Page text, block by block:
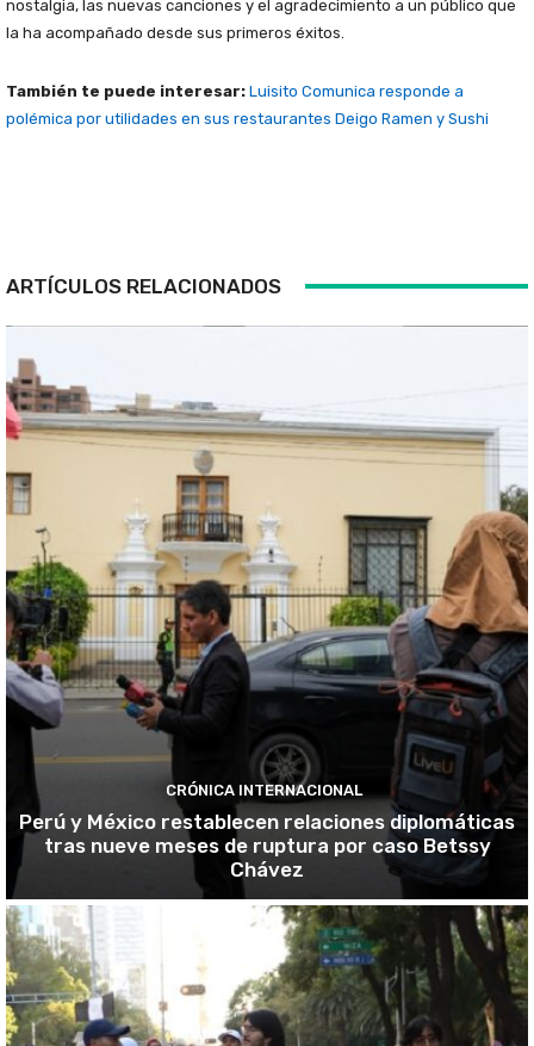
nostalgia, las nuevas canciones y el agradecimiento a un público que
la ha acompañado desde sus primeros éxitos.
También te puede interesar: Luisito Comunica responde a
polémica por utilidades en sus restaurantes Deigo Ramen y Sushi
ARTÍCULOS RELACIONADOS
CRÓNICA INTERNACIONAL
Perú y México restablecen relaciones diplomáticas
tras nueve meses de ruptura por caso Betssy
Chávez